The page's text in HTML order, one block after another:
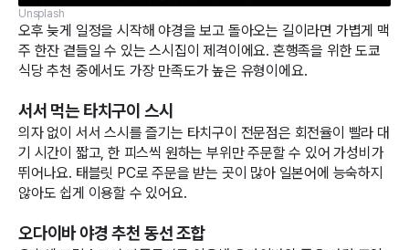
Unsplash
오후 늦게 일정을 시작해 야경을 보고 돌아오는 길이라면 가볍게 맥
주 한잔 곁들일 수 있는 스시집이 제격이에요. 혼행족을 위한 도쿄
식당 추천 중에서도 가장 만족도가 높은 유형이에요.
서서 먹는 타치구이 스시
의자 없이 서서 스시를 즐기는 타치구이 전문점은 회전율이 빨라 대
기 시간이 짧고, 한 피스씩 원하는 부위만 주문할 수 있어 가성비가
뛰어나요. 태블릿 PC로 주문을 받는 곳이 많아 일본어에 능숙하지
않아도 쉽게 이용할 수 있어요.
오다이바 야경 추천 동선 조합